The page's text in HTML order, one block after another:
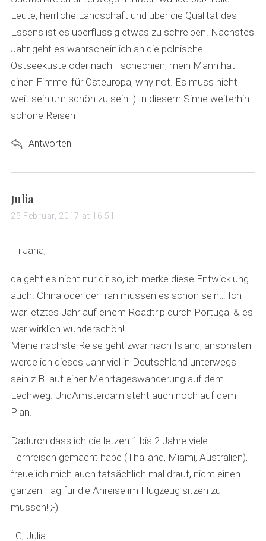
Leute, herrliche Landschaft und über die Qualität des
Essens ist es überflüssig etwas zu schreiben. Nächstes
Jahr geht es wahrscheinlich an die polnische
Ostseeküste oder nach Tschechien, mein Mann hat
einen Fimmel für Osteuropa, why not. Es muss nicht
weit sein um schön zu sein :) In diesem Sinne weiterhin
schöne Reisen
Antworten
s
a
s
Julia
25 Februar, 2017 at 16:51
Hi Jana,
da geht es nicht nur dir so, ich merke diese Entwicklung
auch. China oder der Iran müssen es schon sein… Ich
war letztes Jahr auf einem Roadtrip durch Portugal & es
war wirklich wunderschön!
Meine nächste Reise geht zwar nach Island, ansonsten
werde ich dieses Jahr viel in Deutschland unterwegs
sein z.B. auf einer Mehrtageswanderung auf dem
Lechweg. UndAmsterdam steht auch noch auf dem
Plan.
Dadurch dass ich die letzen 1 bis 2 Jahre viele
Fernreisen gemacht habe (Thailand, Miami, Australien),
freue ich mich auch tatsächlich mal drauf, nicht einen
ganzen Tag für die Anreise im Flugzeug sitzen zu
müssen! ;-)
LG, Julia